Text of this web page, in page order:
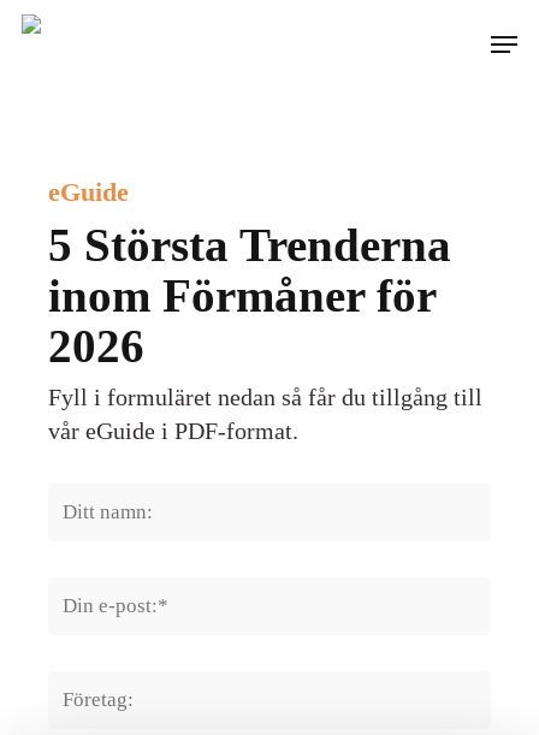
Skip
Menu
eGuide
5 Största Trenderna
inom Förmåner för
2026
Fyll i formuläret nedan så får du tillgång till
vår eGuide i PDF-format.